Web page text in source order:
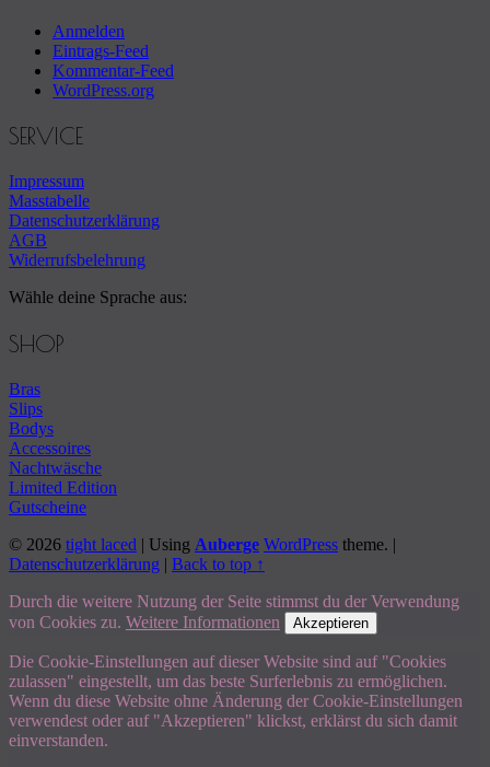
Anmelden
Eintrags-Feed
Kommentar-Feed
WordPress.org
Footer
sidebar
SERVICE
Impressum
Masstabelle
Datenschutzerklärung
AGB
Widerrufsbelehrung
Wähle deine Sprache aus:
SHOP
Bras
Slips
Bodys
Accessoires
Nachtwäsche
Limited Edition
Gutscheine
© 2026 tight laced | Using Auberge WordPress theme. |
Datenschutzerklärung | Back to top ↑
Durch die weitere Nutzung der Seite stimmst du der Verwendung
von Cookies zu. Weitere Informationen Akzeptieren
Die Cookie-Einstellungen auf dieser Website sind auf "Cookies
zulassen" eingestellt, um das beste Surferlebnis zu ermöglichen.
Wenn du diese Website ohne Änderung der Cookie-Einstellungen
verwendest oder auf "Akzeptieren" klickst, erklärst du sich damit
einverstanden.